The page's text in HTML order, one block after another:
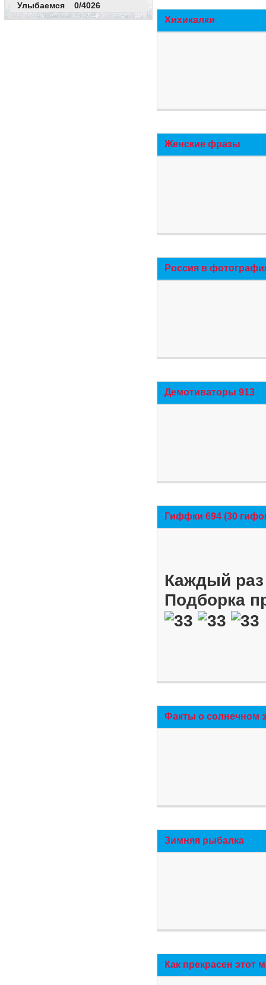
Улыбаемся 0/4026
Хихикалки
Женские фразы
Россия в
Демотиваторы 913
Гиффки 694 (30
Каждый
Подборка
Факты о солнечном
Зимняя рыбалка
Как прекрасен этот